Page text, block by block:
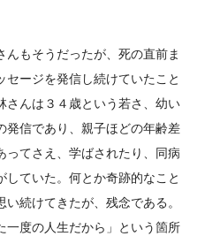
もそうだったが、死の直前ま
ージを発信し続けていたこと
さんは３４歳という若さ、幼い
発信であり、親子ほどの年齢差
ってさえ、学ばされたり、同病
ていた。何とか奇跡的なこと
続けてきたが、残念である。
度の人生だから」という箇所